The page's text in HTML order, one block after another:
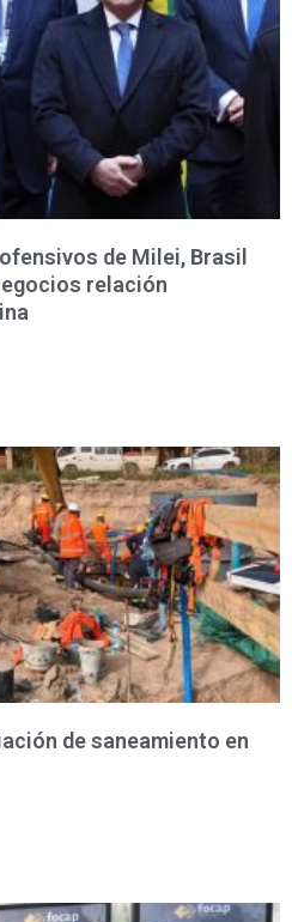
de Milei, Brasil
relación
de saneamiento en